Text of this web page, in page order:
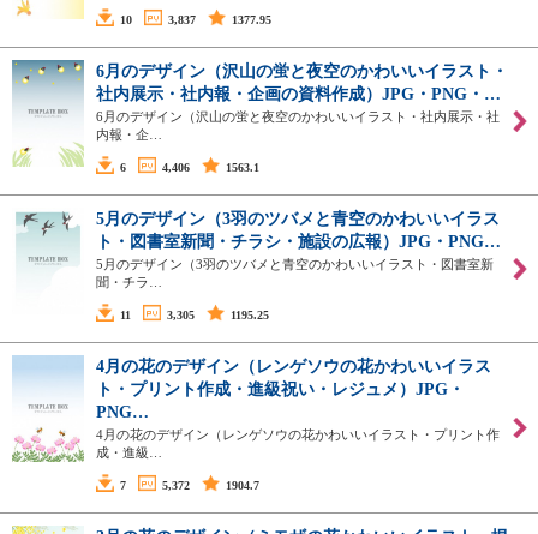
10 3,837 1377.95
6月のデザイン（沢山の蛍と夜空のかわいいイラスト・
社内展示・社内報・企画の資料作成）JPG・PNG・…
6月のデザイン（沢山の蛍と夜空のかわいいイラスト・社内展示・社
内報・企…
6 4,406 1563.1
5月のデザイン（3羽のツバメと青空のかわいいイラス
ト・図書室新聞・チラシ・施設の広報）JPG・PNG…
5月のデザイン（3羽のツバメと青空のかわいいイラスト・図書室新
聞・チラ…
11 3,305 1195.25
4月の花のデザイン（レンゲソウの花かわいいイラス
ト・プリント作成・進級祝い・レジュメ）JPG・
PNG…
4月の花のデザイン（レンゲソウの花かわいいイラスト・プリント作
成・進級…
7 5,372 1904.7